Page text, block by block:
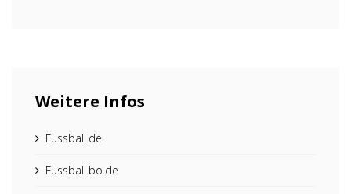
Weitere Infos
Fussball.de
Fussball.bo.de